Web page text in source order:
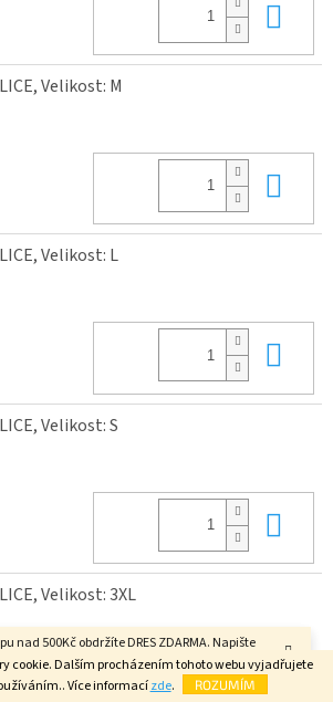
cookie. Dalším procházením tohoto webu vyjadřujete
Více informacízde. ROZUMÍM
nad 500Kč obdržíte DRES ZDARMA. Napište
závěrečném kroku objednávky. FAJN DEN.
Velikost: M
Velikost: L
Velikost: S
Velikost: 3XL